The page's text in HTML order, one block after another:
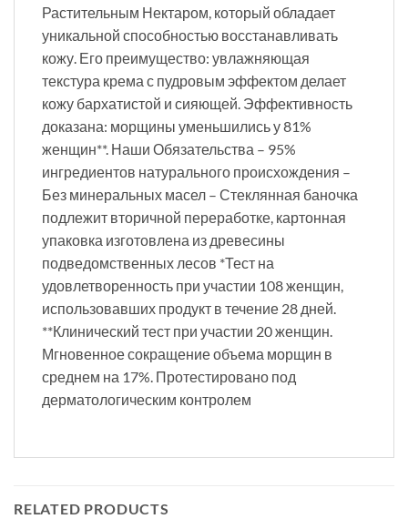
Растительным Нектаром, который обладает
уникальной способностью восстанавливать
кожу. Его преимущество: увлажняющая
текстура крема с пудровым эффектом делает
кожу бархатистой и сияющей. Эффективность
доказана: морщины уменьшились у 81%
женщин**. Наши Обязательства – 95%
ингредиентов натурального происхождения –
Без минеральных масел – Стеклянная баночка
подлежит вторичной переработке, картонная
упаковка изготовлена из древесины
подведомственных лесов *Тест на
удовлетворенность при участии 108 женщин,
использовавших продукт в течение 28 дней.
**Клинический тест при участии 20 женщин.
Мгновенное сокращение объема морщин в
среднем на 17%. Протестировано под
дерматологическим контролем
RELATED PRODUCTS